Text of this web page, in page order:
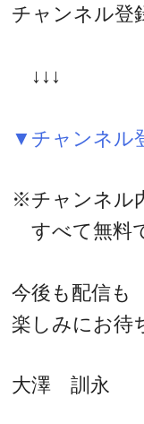
チャンネル登
↓↓↓
▼チャンネル
※チャンネル
すべて無料
今後も配信も
楽しみにお待
大澤 訓永